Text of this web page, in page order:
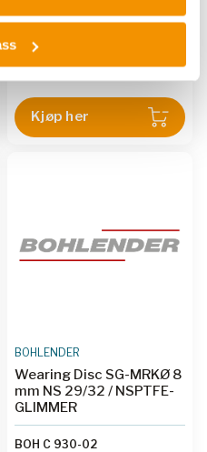
10 mm NS 29/32 /
NSPTFE-GLIMMER
BOH C 930-03
Kjøp her
BOHLENDER
Wearing Disc SG-MRKØ 8
mm NS 29/32 / NSPTFE-
GLIMMER
BOH C 930-02